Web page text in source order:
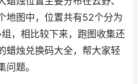
地图中，位置共有52个分为
，相比较下来，跑图收集还
蜡烛兑换码大全，帮大家轻
题。